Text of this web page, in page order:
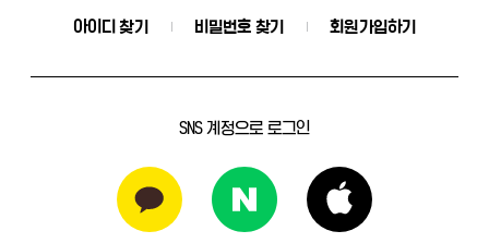
아이디 찾기 비밀번호 찾기 회원가입하기
SNS 계정으로 로그인